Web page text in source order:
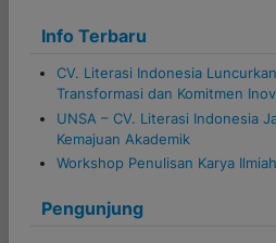
Info Terbaru
CV. Literasi Indonesia
Transformasi dan Komitmen
UNSA – CV. Literasi Indonesia
Kemajuan Akademik
Workshop Penulisan Karya Ilmiah
Pengunjung